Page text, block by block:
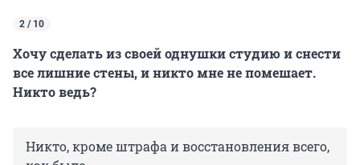
2 / 10
Хочу сделать из своей однушки студию и снести
все лишние стены, и никто мне не помешает.
Никто ведь?
Никто, кроме штрафа и восстановления всего,